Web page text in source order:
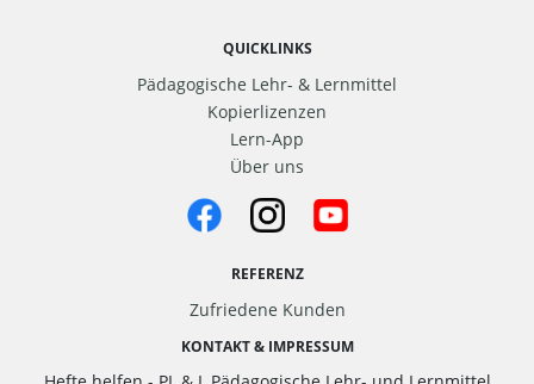
QUICKLINKS
Pädagogische Lehr- & Lernmittel
Kopierlizenzen
Lern-App
Über uns
REFERENZ
Zufriedene Kunden
KONTAKT & IMPRESSUM